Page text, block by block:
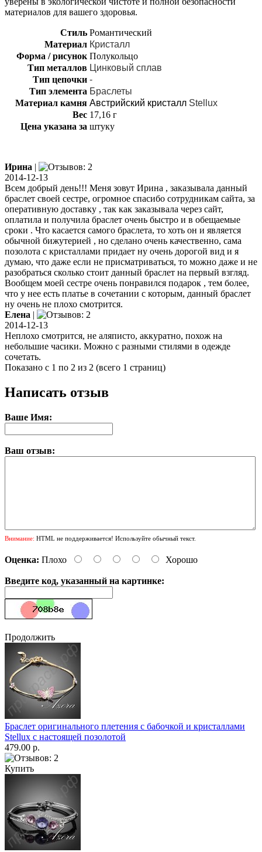
материалов для вашего здоровья.
Стиль Романтический
Материал Кристалл
Форма / рисунок Полукольцо
Тип металлов Цинковый сплав
Тип цепочки -
Тип элемента Браслеты
Материал камня Австрийский кристалл Stellux
Вес 17,16 г
Цена указана за штуку
Ирина |
2014-12-13
Всем добрый день!!! Меня зовут Ирина , заказывала данный
браслет своей сестре, огромное спасибо сотрудникам сайта, за
оперативную доставку , так как заказывала через сайт,
оплатила и получила браслет очень быстро и в обещаемые
сроки . Что касается самого браслета, то хоть он и является
обычной бижутерией , но сделано очень качественно, сама
позолота с кристаллами придает ну очень дорогой вид и я
думаю, что даже если не присматриваться, то можно даже и не
разобраться сколько стоит данный браслет на первый взгляд.
Вообщем моей сестре очень понравился подарок , тем более,
что у нее есть платье в сочетании с которым, данный браслет
ну очень не плохо смотрится.
Елена |
2014-12-13
Неплохо смотрится, не аляписто, аккуратно, похож на
небольшие часики. Можно с разными стилями в одежде
сочетать.
Показано с 1 по 2 из 2 (всего 1 страниц)
Написать отзыв
Ваше Имя:
Ваш отзыв:
Внимание: HTML не поддерживается! Используйте обычный текст.
Оценка: Плохо Хорошо
Введите код, указанный на картинке:
Продолжить
Браслет оригинального плетения с бабочкой и кристаллами
Stellux с настоящей позолотой
479.00 р.
Купить